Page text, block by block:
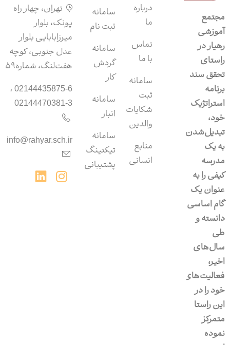
مجتمع
آموزشی
رهیار در
راستای
تحقق سند
برنامه
استراتژیک
خود،
تبدیل‌شدن
به یک
مدرسه
کیفی را به
عنوان یک
گام اساسی
دانسته و
طی
سال‌های
اخیر،
فعالیت‌های
خود را در
این راستا
متمرکز
نموده
درباره
ما
تماس
با ما
سامانه
ثبت
شکایات
والدین
منابع
انسانی
سامانه‌
ثبت نام
سامانه
گردش
کار
سامانه‌
انبار
سامانه‌
تیکتینگ
پشتیبانی
تهران، چهار راه
پونک، بلوار
میرزابابایی بلوار
عدل جنوبی، کوچه
هفت‌لنگ، شماره۵۹
02144435875-6 ،
02144470381-3
info@rahyar.sch.ir